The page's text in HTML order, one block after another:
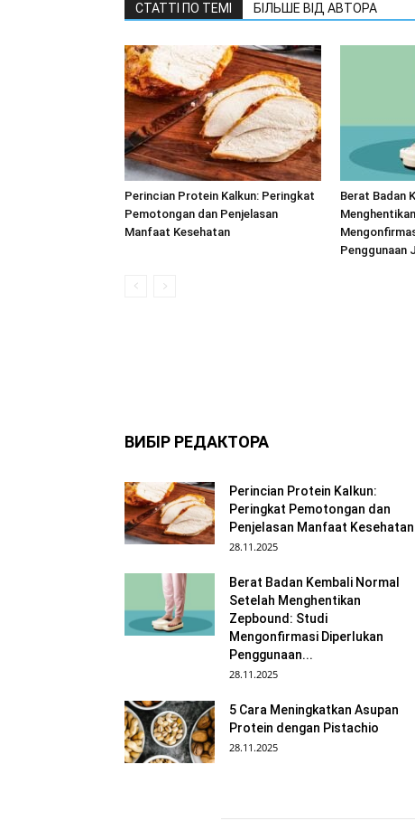
СТАТТІ ПО ТЕМІ БІЛЬШЕ ВІД АВТОРА
Perincian Protein Kalkun: Peringkat
Pemotongan dan Penjelasan
Manfaat Kesehatan
Berat Badan
Penggunaan
ВИБІР РЕДАКТОРА
Perincian Protein Kalkun:
Peringkat Pemotongan dan
Penjelasan Manfaat Kesehatan
28.11.2025
Berat Badan Kembali Normal
Setelah Menghentikan
Zepbound: Studi
Mengonfirmasi Diperlukan
Penggunaan...
28.11.2025
5 Cara Meningkatkan Asupan
Protein dengan Pistachio
28.11.2025